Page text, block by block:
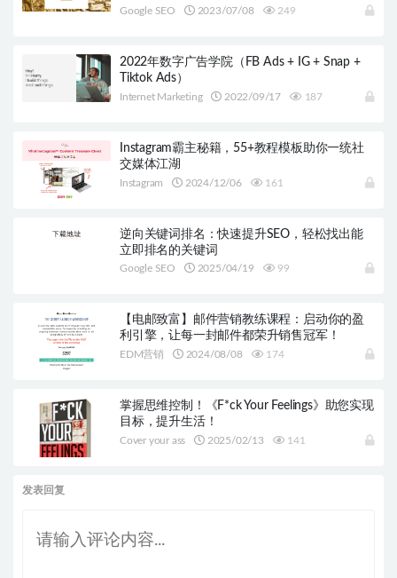
Google SEO 2023/07/08 249
2022年数字广告学院（FB Ads + IG + Snap +
Tiktok Ads）
Internet Marketing 2022/09/17 187
Instagram霸主秘籍，55+教程模板助你一统社
交媒体江湖
Instagram 2024/12/06 161
逆向关键词排名：快速提升SEO，轻松找出能
立即排名的关键词
Google SEO 2025/04/19 99
【电邮致富】邮件营销教练课程：启动你的盈
利引擎，让每一封邮件都荣升销售冠军！
EDM营销 2024/08/08 174
掌握思维控制！《F*ck Your Feelings》助您实现
目标，提升生活！
Cover your ass 2025/02/13 141
发表回复